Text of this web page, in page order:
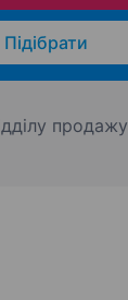
Підібрати
продажу